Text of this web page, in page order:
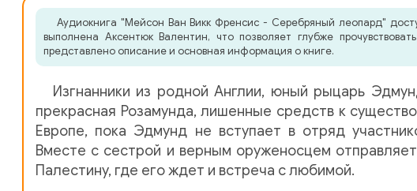
Аудиокнига "Мейсон Ван Викк Френсис - Серебряный леопард"
выполнена Аксентюк Валентин, что позволяет глубже
представлено описание и основная информация о книге.
Изгнанники из родной Англии, юный рыцарь
прекрасная Розамунда, лишенные средств к
Европе, пока Эдмунд не вступает в отряд
Вместе с сестрой и верным оруженосцем
Палестину, где его ждет и встреча с любимой.